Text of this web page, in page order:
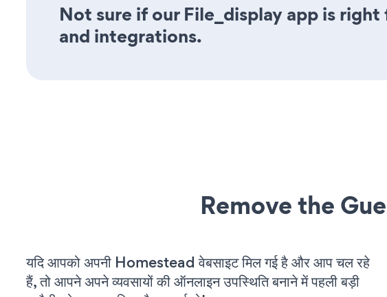
Not sure if our File_display app is
and integrations.
Remove the
यदि आपको अपनी Homestead वेबसाइट मिल गई है और आप चल रहे
हैं, तो आपने अपने व्यवसायों की ऑनलाइन उपस्थिति बनाने में पहली बड़ी